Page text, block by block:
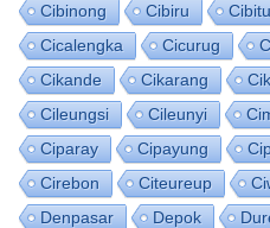
Cibinong
Cibiru
Cicalengka
Cicurug
Cikande
Cikarang
Cileungsi
Cileunyi
Ciparay
Cipayung
Cirebon
Citeureup
Denpasar
Depok